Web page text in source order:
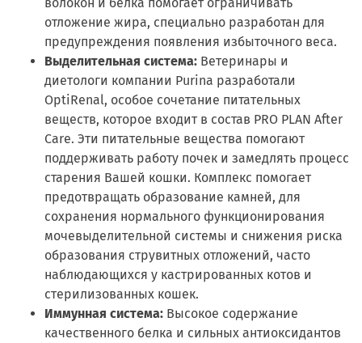
отложение жира, специально разработан для
предупреждения появления избыточного веса.
Выделительная система: Ветеринары и
диетологи компании Purina разработали
OptiRenal, особое сочетание питательных
веществ, которое входит в состав PRO PLAN After
Care. Эти питательные вещества помогают
поддерживать работу почек и замедлять процесс
старения Вашей кошки. Комплекс помогает
предотвращать образование камней, для
сохранения нормального функционирования
мочевыделительной системы и снижения риска
образования струвитных отложений, часто
наблюдающихся у кастрированных котов и
стерилизованных кошек.
Иммунная система: Высокое содержание
качественного белка и сильных антиоксидантов